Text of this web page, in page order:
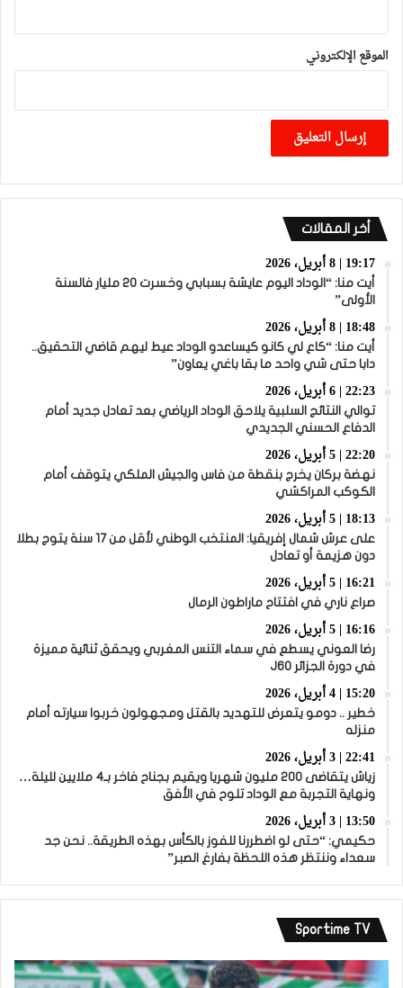
الموقع الإلكتروني
أخر المقالات
19:17 | 8 أبريل، 2026
أيت منا: “الوداد اليوم عايشة بسبابي وخسرت 20 مليار فالسنة
الأولى”
18:48 | 8 أبريل، 2026
أيت منا: “كاع لي كانو كيساعدو الوداد عيط ليهم قاضي التحقيق..
دابا حتى شي واحد ما بقا باغي يعاون”
22:23 | 6 أبريل، 2026
توالي النتائج السلبية يلاحق الوداد الرياضي بعد تعادل جديد أمام
الدفاع الحسني الجديدي
22:20 | 5 أبريل، 2026
نهضة بركان يخرج بنقطة من فاس والجيش الملكي يتوقف أمام
الكوكب المراكشي
18:13 | 5 أبريل، 2026
على عرش شمال إفريقيا: المنتخب الوطني لأقل من 17 سنة يتوج بطلا
دون هزيمة أو تعادل
16:21 | 5 أبريل، 2026
صراع ناري في افتتاح ماراطون الرمال
16:16 | 5 أبريل، 2026
رضا العوني يسطع في سماء التنس المغربي ويحقق ثنائية مميزة
في دورة الجزائر J60
15:20 | 4 أبريل، 2026
خطير .. دومو يتعرض للتهديد بالقتل ومجهولون خربوا سيارته أمام
منزله
22:41 | 3 أبريل، 2026
زياش يتقاضى 200 مليون شهريا ويقيم بجناح فاخر بـ4 ملايين لليلة…
ونهاية التجربة مع الوداد تلوح في الأفق
13:50 | 3 أبريل، 2026
حكيمي: “حتى لو اضطررنا للفوز بالكأس بهذه الطريقة.. نحن جد
سعداء وننتظر هذه اللحظة بفارغ الصبر”
Sportime TV